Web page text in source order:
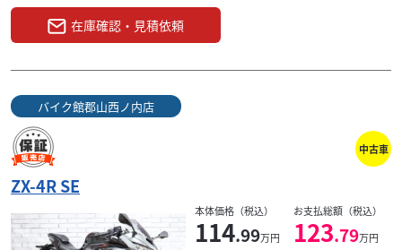
スズキ
GSX-R1000R ABS
本体価格:
??ライディングモード、トラクションコントロール、クイッ
クシフターなど先進の電子制御を搭載しライダーの技量や
走行シーンに合わせた幅広い楽しみ方が可能です！...
在庫確認・見積依頼
バイク館郡山西ノ内店
中古車
ZX-4R SE
本体価格（税込）
114.99万円
お支払総額（税込）
123.79万円